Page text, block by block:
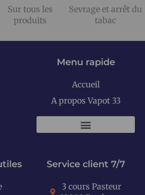
Sur tous les
produits
Sevrage et arrêt du
tabac
Menu rapide
Accueil
A propos Vapot 33
Service client 7/7
3 cours Pasteur